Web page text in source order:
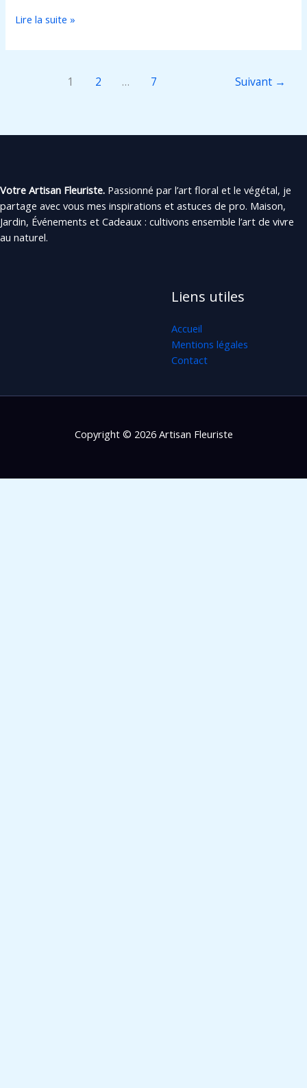
Lire la suite »
1 2 … 7 Suivant →
Votre Artisan Fleuriste. Passionné par l’art floral et le végétal, je
partage avec vous mes inspirations et astuces de pro. Maison,
Jardin, Événements et Cadeaux : cultivons ensemble l’art de vivre
au naturel.
Liens utiles
Accueil
Mentions légales
Contact
Copyright © 2026 Artisan Fleuriste